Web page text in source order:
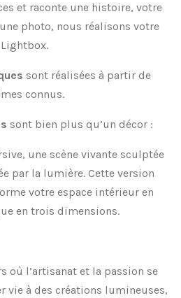
et raconte une histoire, votre
photo, nous réalisons votre
Lightbox.
sont réalisées à partir de
connus.
sont bien plus qu’un décor :
une scène vivante sculptée
par la lumière. Cette version
votre espace intérieur en
en trois dimensions.
où l’artisanat et la passion se
vie à des créations lumineuses,